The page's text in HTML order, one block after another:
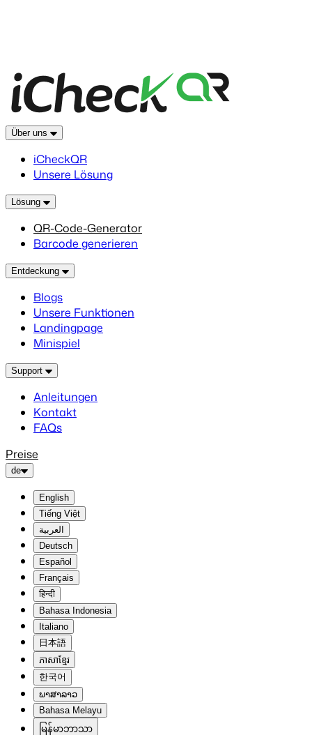
Über uns
iCheckQR
Unsere Lösung
Lösung
QR-Code-Generator
Barcode generieren
Entdeckung
Blogs
Unsere Funktionen
Landingpage
Minispiel
Support
Anleitungen
Kontakt
FAQs
Preise
de
English
Tiếng Việt
العربية
Deutsch
Español
Français
हिन्दी
Bahasa Indonesia
Italiano
日本語
ភាសាខ្មែរ
한국어
ພາສາລາວ
Bahasa Melayu
မြန်မာဘာသာ